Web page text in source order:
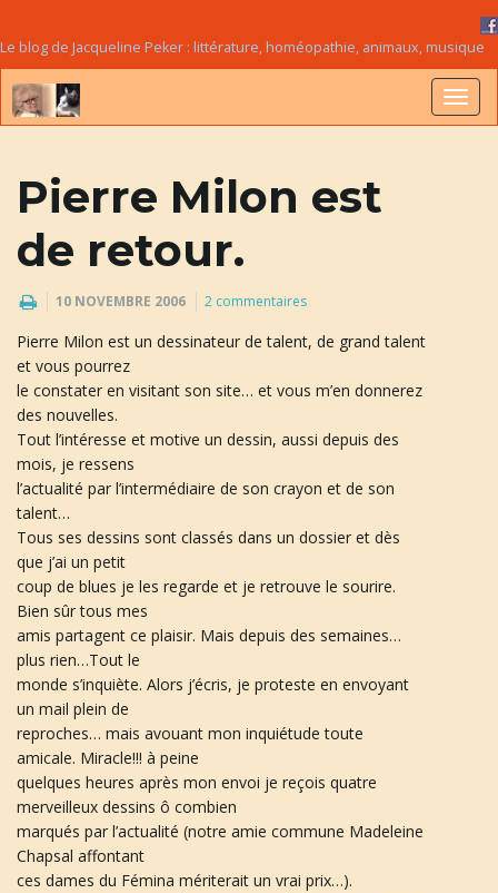
Le blog de Jacqueline Peker : littérature, homéopathie, animaux, musique
Pierre Milon est
de retour.
10 NOVEMBRE 2006 2 commentaires
Pierre Milon est un dessinateur de talent, de grand talent
et vous pourrez
le constater en visitant son site… et vous m’en donnerez
des nouvelles.
Tout l’intéresse et motive un dessin, aussi depuis des
mois, je ressens
l’actualité par l’intermédiaire de son crayon et de son
talent…
Tous ses dessins sont classés dans un dossier et dès
que j’ai un petit
coup de blues je les regarde et je retrouve le sourire.
Bien sûr tous mes
amis partagent ce plaisir. Mais depuis des semaines…
plus rien…Tout le
monde s’inquiète. Alors j’écris, je proteste en envoyant
un mail plein de
reproches… mais avouant mon inquiétude toute
amicale. Miracle!!! à peine
quelques heures après mon envoi je reçois quatre
merveilleux dessins ô combien
marqués par l’actualité (notre amie commune Madeleine
Chapsal affontant
ces dames du Fémina mériterait un vrai prix…).